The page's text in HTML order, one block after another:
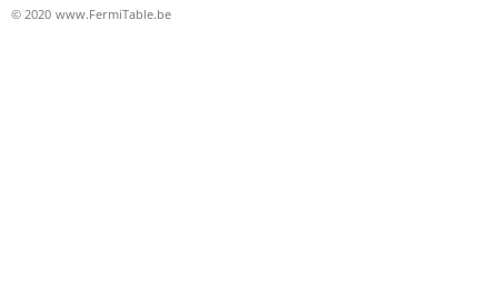
© 2020 www.FermiTable.be